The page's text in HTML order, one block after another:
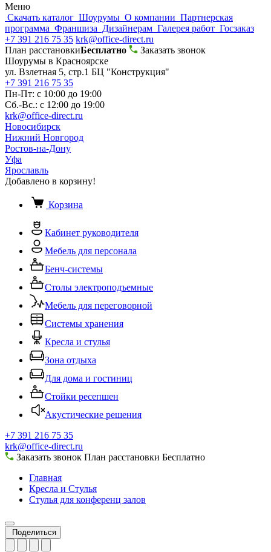
Меню
Скачать каталог Шоурумы О компании Партнерская
программа Франшиза Дизайнерам Галерея работ Госзаказ
+7 391 216 75 35 krk@office-direct.ru
План расстановкиБесплатно
Заказать звонок
Шоурумы в Красноярске
ул. Взлетная 5, стр.1 БЦ "Конструкция"
+7 391 216 75 35
Пн-Пт: с 10:00 до 19:00
Сб.-Вс.: с 12:00 до 19:00
krk@office-direct.ru
Новосибирск
Нижний Новгород
Ростов-на-Дону
Уфа
Ярославль
Добавлено в корзину!
Корзина
Кабинет руководителя
Мебель для персонала
Бенч-системы
Столы электроподъемные
Мебель для переговорной
Системы хранения
Кресла и стулья
Зона отдыха
Для дома и гостиниц
Стойки ресепшен
Акустические решения
+7 391 216 75 35
krk@office-direct.ru
Заказать звонок План расстановки Бесплатно
Главная
Кресла и Стулья
Стулья для конференц залов
Поделиться